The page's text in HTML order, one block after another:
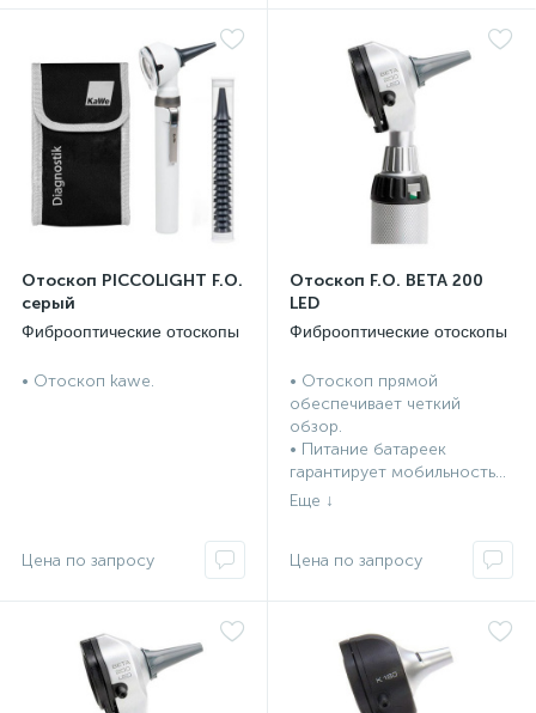
Отоскоп PICCOLIGHT F.O.
серый
Фиброоптические отоскопы
• Отоскоп kawe.
Отоскоп F.O. BETA 200
LED
Фиброоптические отоскопы
• Отоскоп прямой
обеспечивает четкий
обзор.
• Питание батареек
гарантирует мобильность...